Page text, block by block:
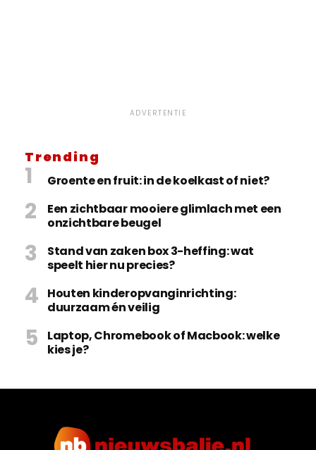
ADVERTENTIE
Trending
Groente en fruit: in de koelkast of niet?
Een zichtbaar mooiere glimlach met een
onzichtbare beugel
Stand van zaken box 3-heffing: wat
speelt hier nu precies?
Houten kinderopvanginrichting:
duurzaam én veilig
Laptop, Chromebook of Macbook: welke
kies je?